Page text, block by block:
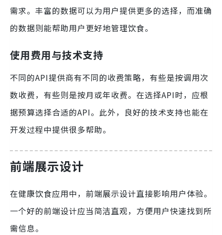
需求。丰富的数据可以为用户提供更多的选择，而准确
的数据则能帮助用户更好地管理饮食。
使用费用与技术支持
不同的API提供商有不同的收费策略，有些是按调用次
数收费，有些则是按月或年收费。在选择API时，应根
据预算选择合适的API。此外，良好的技术支持也能在
开发过程中提供很多帮助。
前端展示设计
在健康饮食应用中，前端展示设计直接影响用户体验。
一个好的前端设计应当简洁直观，方便用户快速找到所
需信息。